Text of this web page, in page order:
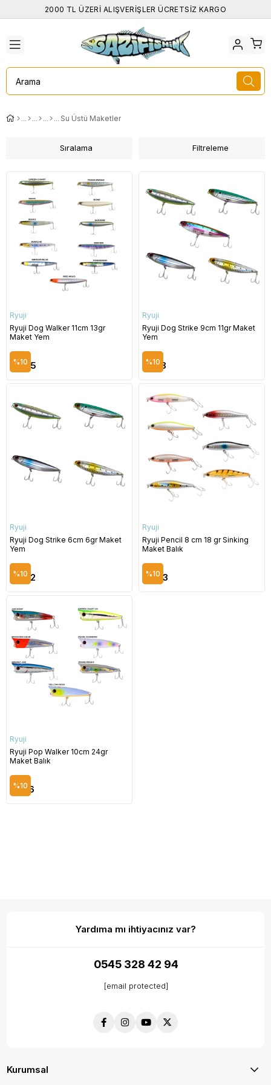
2000 TL ÜZERİ ALIŞVERİŞLER ÜCRETSİZ KARGO
Su Üstü Maketler
Filtreleme
Sıralama
Ryuji
Ryuji Dog Walker 11cm 13gr
Maket Yem
$8.05
$8.95
%10
Ryuji
Ryuji Dog Strike 9cm 11gr Maket
Yem
$7.78
$8.65
%10
Ryuji
Ryuji Dog Strike 6cm 6gr Maket
Yem
$6.92
$7.69
%10
Ryuji
Ryuji Pencil 8 cm 18 gr Sinking
Maket Balık
$5.63
$6.25
%10
Ryuji
Ryuji Pop Walker 10cm 24gr
Maket Balık
$7.46
$8.29
%10
Yardıma mı ihtiyacınız var?
0545 328 42 94
[email protected]
Kurumsal